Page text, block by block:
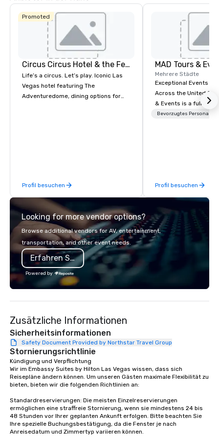
Promoted
Circus Circus Hotel & the Festival Grounds
Life’s a circus. Let’s play. Iconic Las
Vegas hotel featuring The
Adventuredome, dining options for
Profil besuchen
MAD Tours &
Mehrere Städte
Exceptional Events &
Across the United States! MAD
& Events is a full-
Management
sourcing,
transportation, VIP
events, exclusive
on-site coordination.
executive gatherings
Spanish, and English,
responsible tourism. With experience
Las Vegas, Chicago,
ground support to
life.
Bevorzugtes Personal
Profil besuchen
Looking for more vendor options?
Browse additional vendors for AV, entertainment,
transportation, and other event needs.
Erfahren Sie mehr
Powered by
Zusätzliche Informationen
Sicherheitsinformationen
Safety Document Provided by Northstar Travel Group
Stornierungsrichtlinie
Kündigung und Verpflichtung
Wir im Embassy Suites by Hilton Las Vegas wissen, dass sich
Reisepläne ändern können. Um unseren Gästen maximale Flexibilität zu
bieten, bieten wir die folgenden Richtlinien an:
Standardreservierungen: Die meisten Einzelreservierungen
ermöglichen eine straffreie Stornierung, wenn sie mindestens 24 bis
48 Stunden vor Ihrer geplanten Ankunft erfolgen. Bitte beachten Sie
Ihre spezielle Buchungsbestätigung, da die Fenster je nach
Anreisedatum und Zimmertyp variieren können.